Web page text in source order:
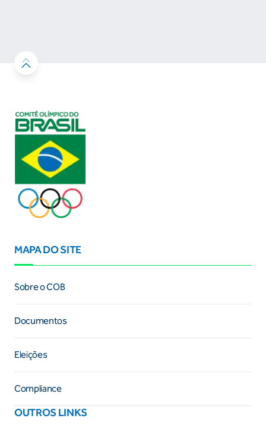
MAPA DO SITE
Sobre o COB
Documentos
Eleições
Compliance
OUTROS LINKS